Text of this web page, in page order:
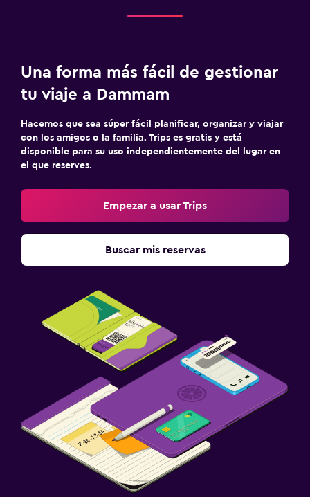
Una forma más fácil de gestionar
tu viaje a Dammam
Hacemos que sea súper fácil planificar, organizar y viajar
con los amigos o la familia. Trips es gratis y está
disponible para su uso independientemente del lugar en
el que reserves.
Empezar a usar Trips
Buscar mis reservas